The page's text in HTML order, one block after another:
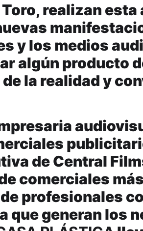
realizan esta
y los medios
algún producto
la realidad y
de Central
comerciales
profesionales
que generan los